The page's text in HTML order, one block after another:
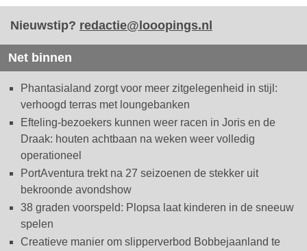
Nieuwstip? redactie@looopings.nl
Net binnen
Phantasialand zorgt voor meer zitgelegenheid in stijl:
verhoogd terras met loungebanken
Efteling-bezoekers kunnen weer racen in Joris en de
Draak: houten achtbaan na weken weer volledig
operationeel
PortAventura trekt na 27 seizoenen de stekker uit
bekroonde avondshow
38 graden voorspeld: Plopsa laat kinderen in de sneeuw
spelen
Creatieve manier om slipperverbod Bobbejaanland te